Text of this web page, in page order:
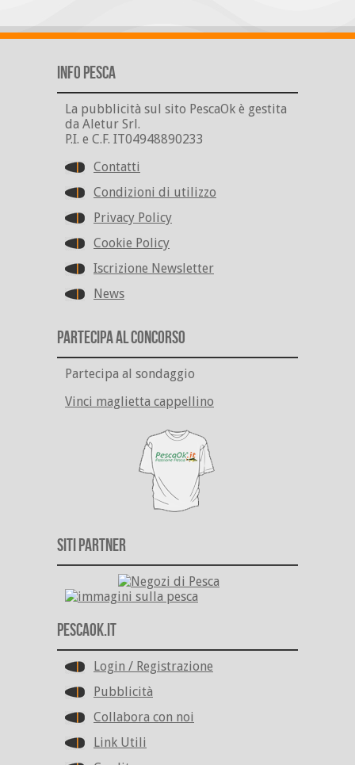
Info Pesca
La pubblicità sul sito PescaOk è gestita
da Aletur Srl.
P.I. e C.F. IT04948890233
Contatti
Condizioni di utilizzo
Privacy Policy
Cookie Policy
Iscrizione Newsletter
News
Partecipa al Concorso
Partecipa al sondaggio
Vinci maglietta cappellino
Siti Partner
PescaOk.it
Login / Registrazione
Pubblicità
Collabora con noi
Link Utili